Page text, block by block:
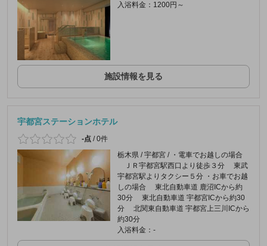
入浴料金：1200円～
施設情報を見る
宇都宮ステーションホテル
-点 /0件
栃木県 / 宇都宮 / ・電車でお越しの場合
ＪＲ宇都宮駅西口より徒歩３分 東武
宇都宮駅よりタクシー５分 ・お車でお越
しの場合 東北自動車道 鹿沼ICから約
30分 東北自動車道 宇都宮ICから約30
分 北関東自動車道 宇都宮上三川ICから
約30分
入浴料金：-